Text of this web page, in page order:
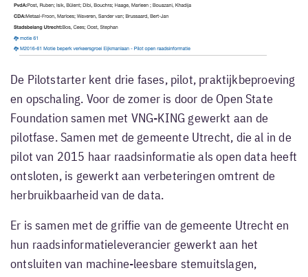
De Pilotstarter kent drie fases, pilot, praktijkbeproeving
en opschaling. Voor de zomer is door de Open State
Foundation samen met VNG-KING gewerkt aan de
pilotfase. Samen met de gemeente Utrecht, die al in de
pilot van 2015 haar raadsinformatie als open data heeft
ontsloten, is gewerkt aan verbeteringen omtrent de
herbruikbaarheid van de data.
Er is samen met de griffie van de gemeente Utrecht en
hun raadsinformatieleverancier gewerkt aan het
ontsluiten van machine-leesbare stemuitslagen,